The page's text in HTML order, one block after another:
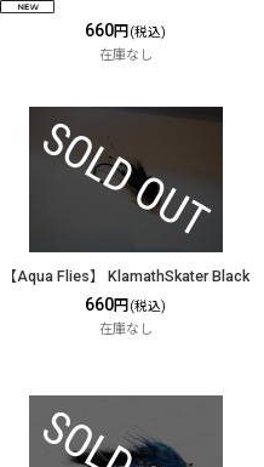
660円 (税込)
在庫なし
【Aqua Flies】 KlamathSkater Black
660円 (税込)
在庫なし